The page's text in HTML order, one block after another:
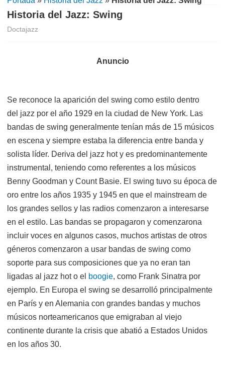
Historia del Jazz: Swing
Doctajazz
Se reconoce la aparición del swing como estilo dentro
del jazz por el año 1929 en la ciudad de New York. Las
bandas de swing generalmente tenían más de 15 músicos
en escena y siempre estaba la diferencia entre banda y
solista líder. Deriva del jazz hot y es predominantemente
instrumental, teniendo como referentes a los músicos
Benny Goodman y Count Basie. El swing tuvo su época de
oro entre los años 1935 y 1945 en que el mainstream de
los grandes sellos y las radios comenzaron a interesarse
en el estilo. Las bandas se propagaron y comenzarona
incluir voces en algunos casos, muchos artistas de otros
géneros comenzaron a usar bandas de swing como
soporte para sus composiciones que ya no eran tan
ligadas al jazz hot o el boogie, como Frank Sinatra por
ejemplo. En Europa el swing se desarrolló principalmente
en París y en Alemania con grandes bandas y muchos
músicos norteamericanos que emigraban al viejo
continente durante la crisis que abatió a Estados Unidos
en los años 30.